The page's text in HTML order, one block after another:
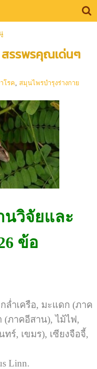
สรรพรคุณเด่นๆ
โรค, สมุนไพรบำรุงร่างกาย
นวิจัยและ
ข้อ
ล่ำเครือ, มะแดก (ภาค
(ภาคอีสาน), ไม้ไฟ,
ทร์, เขมร), เซียงจือจี้,
Linn.